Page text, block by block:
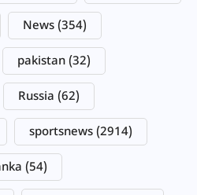
News (354)
pakistan (32)
Russia (62)
sportsnews (2914)
(54)